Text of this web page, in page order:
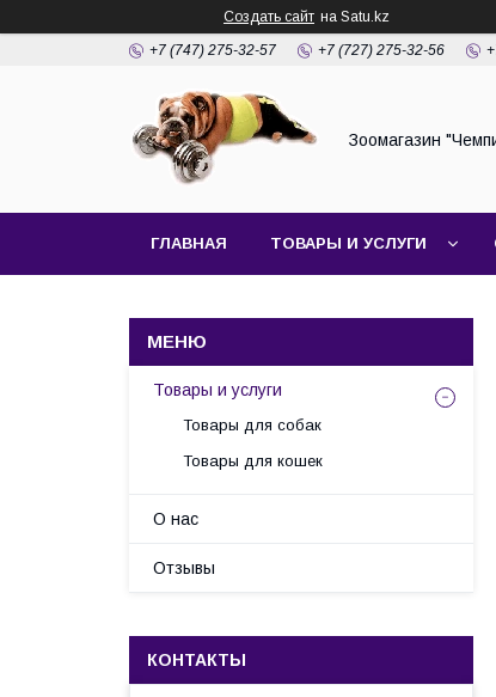
Создать сайт на Satu.kz
+7 (747) 275-32-57 +7 (727) 275-32-56
Зоомагазин
ГЛАВНАЯ ТОВАРЫ И УСЛУГИ
Товары и услуги
Товары для собак
Товары для кошек
О нас
Отзывы
КОНТАКТЫ